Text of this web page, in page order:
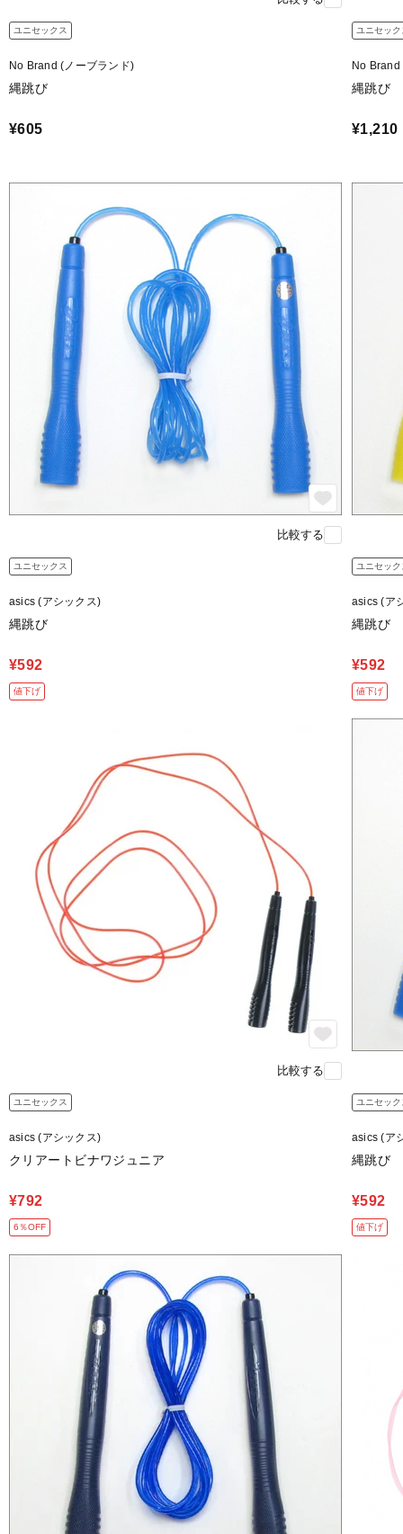
ユニセックス
No Brand (ノーブランド)
縄跳び
¥605
ユニセック
No Brand
縄跳び
¥1,210
比較する
ユニセックス
asics (アシックス)
縄跳び
¥592
値下げ
ユニセック
asics (ア
縄跳び
¥592
値下げ
比較する
ユニセックス
asics (アシックス)
クリアートビナワジュニア
¥792
6％OFF
ユニセック
asics (ア
縄跳び
¥592
値下げ